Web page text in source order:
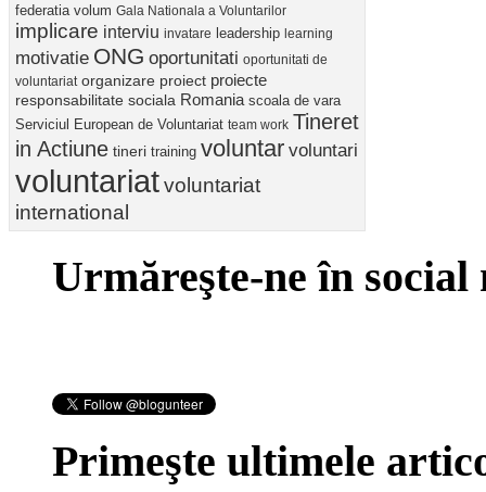
federatia volum Gala Nationala a Voluntarilor
implicare interviu invatare leadership learning
motivatie ONG oportunitati oportunitati de
voluntariat organizare proiect proiecte
responsabilitate sociala Romania scoala de vara
Serviciul European de Voluntariat team work Tineret
in Actiune tineri training voluntar voluntari
voluntariatvoluntariat
international
Urmăreşte-ne în social
Primeşte ultimele